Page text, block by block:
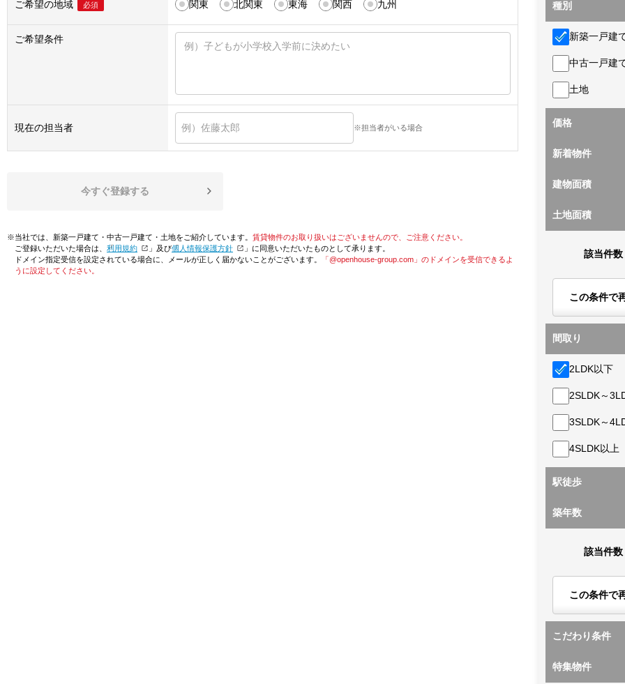
ご希望の地域 必須 関東 北関東 東海 関西 九州
ご希望条件
現在の担当者 ※担当者がいる場合
今すぐ登録する
※当社では、新築一戸建て・中古一戸建て・土地をご紹介しています。 賃貸物件のお取り扱いはございませんので、ご注意ください。
ご登録いただいた場合は、「利用規約 」及び「個人情報保護方針
」に同意いただいたものとして承ります。
ドメイン指定受信を設定されている場合に、メールが正しく届かないことがございます。
「@openhouse-group.com」のドメインを受信できるよ
うに設定してください。
種別
新築一戸建
中古一戸建
土地
価格
新着物件
建物面積
土地面積
該当件数
この条件で
間取り
2LDK以下
2SLDK～
3SLDK～
4SLDK以上
駅徒歩
築年数
該当件数
この条件で
こだわり条件
特集物件